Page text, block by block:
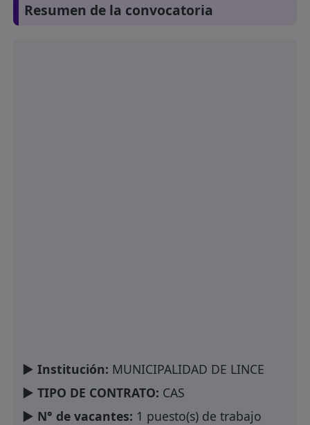
Resumen de la convocatoria
► Institución: MUNICIPALIDAD DE LINCE
► TIPO DE CONTRATO: CAS
► N° de vacantes: 1 puesto(s) de trabajo